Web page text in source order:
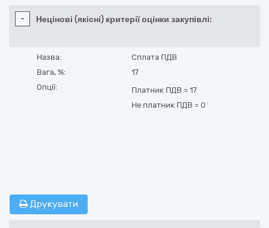
- Нецінові (якісні) критерії оцінки закупівлі:
Назва:
Сплата ПДВ
Вага, %:
17
Опції:
Платник ПДВ = 17
Не платник ПДВ = 0
Друкувати